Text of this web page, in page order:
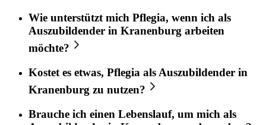
Wie unterstützt mich Pflegia, wenn ich als
Auszubildender in Kranenburg arbeiten
möchte?
Kostet es etwas, Pflegia als Auszubildender in
Kranenburg zu nutzen?
Brauche ich einen Lebenslauf, um mich als